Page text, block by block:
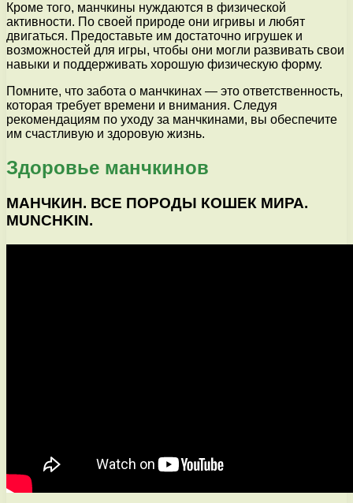
Кроме того, манчкины нуждаются в физической
активности. По своей природе они игривы и любят
двигаться. Предоставьте им достаточно игрушек и
возможностей для игры, чтобы они могли развивать свои
навыки и поддерживать хорошую физическую форму.
Помните, что забота о манчкинах — это ответственность,
которая требует времени и внимания. Следуя
рекомендациям по уходу за манчкинами, вы обеспечите
им счастливую и здоровую жизнь.
Здоровье манчкинов
МАНЧКИН. ВСЕ ПОРОДЫ КОШЕК МИРА.
MUNCHKIN.